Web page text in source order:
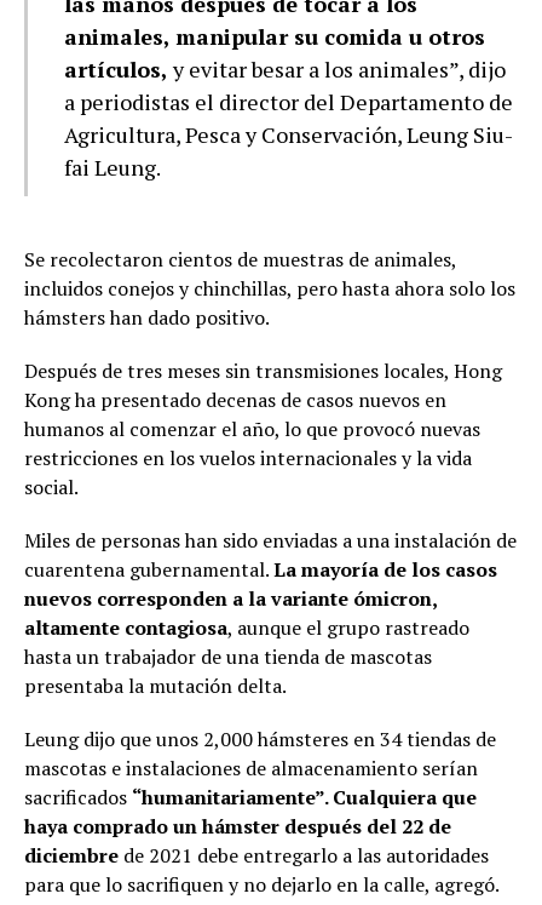
animales, manipular su comida u otros
artículos, y evitar besar a los animales”, dijo
a periodistas el director del Departamento de
Agricultura, Pesca y Conservación, Leung Siu-
fai Leung.
Se recolectaron cientos de muestras de animales,
incluidos conejos y chinchillas, pero hasta ahora solo los
hámsters han dado positivo.
Después de tres meses sin transmisiones locales, Hong
Kong ha presentado decenas de casos nuevos en
humanos al comenzar el año, lo que provocó nuevas
restricciones en los vuelos internacionales y la vida
social.
Miles de personas han sido enviadas a una instalación de
cuarentena gubernamental.La mayoría de los casos
nuevos corresponden a la variante ómicron,
altamente contagiosa, aunque el grupo rastreado
hasta un trabajador de una tienda de mascotas
presentaba la mutación delta.
Leung dijo que unos 2,000 hámsteres en 34 tiendas de
mascotas e instalaciones de almacenamiento serían
sacrificados “humanitariamente”. Cualquiera que
haya comprado un hámster después del 22 de
diciembre de 2021 debe entregarlo a las autoridades
para que lo sacrifiquen y no dejarlo en la calle, agregó.